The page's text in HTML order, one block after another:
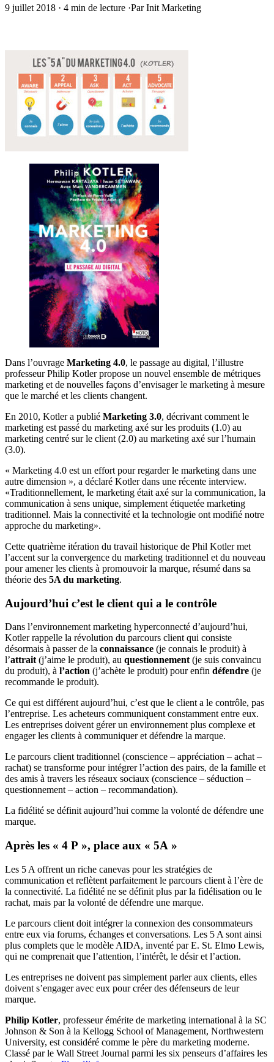
9 juillet 2018 · 4 min de lecture ·Par Init Marketing
Dans l’ouvrage Marketing 4.0, le passage au digital, l’illustre
professeur Philip Kotler propose un nouvel ensemble de métriques
marketing et de nouvelles façons d’envisager le marketing à mesure
que le marché et les clients changent.
En 2010, Kotler a publié Marketing 3.0, décrivant comment le
marketing est passé du marketing axé sur les produits (1.0) au
marketing centré sur le client (2.0) au marketing axé sur l’humain
(3.0).
« Marketing 4.0 est un effort pour regarder le marketing dans une
autre dimension », a déclaré Kotler dans une récente interview.
«Traditionnellement, le marketing était axé sur la communication, la
communication à sens unique, simplement étiquetée marketing
traditionnel. Mais la connectivité et la technologie ont modifié notre
approche du marketing».
Cette quatrième itération du travail historique de Phil Kotler met
l’accent sur la convergence du marketing traditionnel et du nouveau
pour amener les clients à promouvoir la marque, résumé dans sa
théorie des 5A du marketing.
Aujourd’hui c’est le client qui a le contrôle
Dans l’environnement marketing hyperconnecté d’aujourd’hui,
Kotler rappelle la révolution du parcours client qui consiste
désormais à passer de la connaissance (je connais le produit) à
l’attrait (j’aime le produit), au questionnement (je suis convaincu
du produit), à l’action (j’achète le produit) pour enfin défendre (je
recommande le produit).
Ce qui est différent aujourd’hui, c’est que le client a le contrôle, pas
l’entreprise. Les acheteurs communiquent constamment entre eux.
Les entreprises doivent gérer un environnement plus complexe et
engager les clients à communiquer et défendre la marque.
Le parcours client traditionnel (conscience – appréciation – achat –
rachat) se transforme pour intégrer l’action des pairs, de la famille et
des amis à travers les réseaux sociaux (conscience – séduction –
questionnement – action – recommandation).
La fidélité se définit aujourd’hui comme la volonté de défendre une
marque.
Après les « 4 P », place aux « 5A »
Les 5 A offrent un riche canevas pour les stratégies de
communication et reflètent parfaitement le parcours client à l’ère de
la connectivité. La fidélité ne se définit plus par la fidélisation ou le
rachat, mais par la volonté de défendre une marque.
Le parcours client doit intégrer la connexion des consommateurs
entre eux via forums, échanges et conversations. Les 5 A sont ainsi
plus complets que le modèle AIDA, inventé par E. St. Elmo Lewis,
qui ne comprenait que l’attention, l’intérêt, le désir et l’action.
Les entreprises ne doivent pas simplement parler aux clients, elles
doivent s’engager avec eux pour créer des défenseurs de leur
marque.
Philip Kotler, professeur émérite de marketing international à la SC
Johnson & Son à la Kellogg School of Management, Northwestern
University, est considéré comme le père du marketing moderne.
Classé par le Wall Street Journal parmi les six penseurs d’affaires les